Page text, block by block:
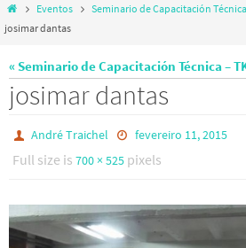
HomeEventos
Seminario de Capacitación
josimar dantas
« Seminario de Capacitación Técnica –
josimar dantas
André Traichel fevereiro 11, 2015
Full size is 700 × 525 pixels